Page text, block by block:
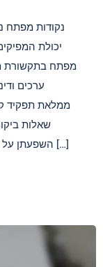
נקודות מפתח
יכולת
מפתח בתקשורת
ערכים
ממלאת תפקיד
שאלות
השפעתן על החברה. ניתוח תכניות טלוויזיה בישראל אני […]